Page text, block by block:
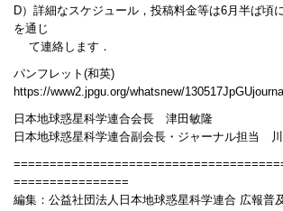
D）詳細なスケジュール，投稿料金等は6月半ば頃
を通じ
て連絡します．
パンフレット(和英)
https://www2.jpgu.org/whatsnew/
日本地球惑星科学連合会長 津田敏隆
日本地球惑星科学連合副会長・ジャーナル担当
================
編集：公益社団法人日本地球惑星科学連合 広報普